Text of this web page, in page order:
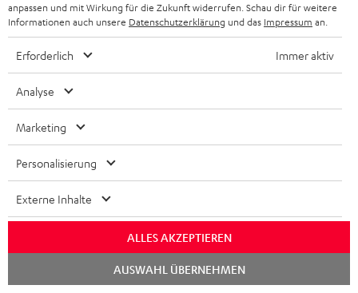
Mehr...
„…spielt vom ersten Moment an sensationell…“
www.i-fidelity.net
anpassen und mit Wirkung für die Zukunft widerrufen. Schau dir für weitere
Informationen auch unsere Datenschutzerklärung und das Impressum an.
Erforderlich Immer aktiv
Analyse
Marketing
Personalisierung
Externe Inhalte
ALLES AKZEPTIEREN
AUSWAHL ÜBERNEHMEN